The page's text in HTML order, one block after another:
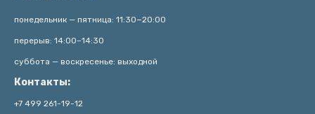
понедельник — пятница: 11:30−20:00
перерыв: 14:00–14:30
суббота — воскресенье: выходной
Контакты:
+7 499 261-19-12